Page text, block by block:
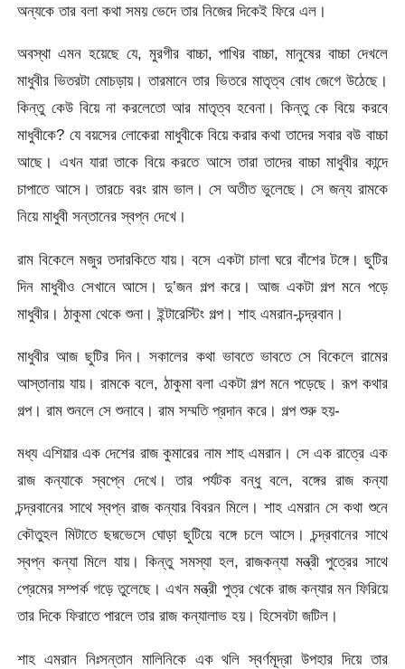
অন্যকে তার বলা কথা সময় ভেদে তার নিজের দিকেই ফিরে এল।
অবস্থা এমন হয়েছে যে, মুরগীর বাচ্চা, পাখির বাচ্চা, মানুষের বাচ্চা দেখলে
মাধুবীর ভিতরটা মোচড়ায়। তারমানে তার ভিতরে মাতৃত্ব বোধ জেগে উঠেছে।
কিন্তু কেউ বিয়ে না করলেতো আর মাতৃত্ব হবেনা। কিন্তু কে বিয়ে করবে
মাধুবীকে? যে বয়সের লোকেরা মাধুবীকে বিয়ে করার কথা তাদের সবার বউ বাচ্চা
আছে। এখন যারা তাকে বিয়ে করতে আসে তারা তাদের বাচ্চা মাধুবীর কান্দে
চাপাতে আসে। তারচে বরং রাম ভাল। সে অতীত ভুলেছে। সে জন্য রামকে
নিয়ে মাধুবী সন্তানের স্বপ্ন দেখে।
রাম বিকেলে মজুর তদারকিতে যায়। বসে একটা চালা ঘরে বাঁশের টঙ্গে। ছুটির
দিন মাধুবীও সেখানে আসে। দু’জন গল্প করে। আজ একটা গল্প মনে পড়ে
মাধুবীর। ঠাকুমা থেকে শুনা। ইন্টারেস্টিং গল্প। শাহ এমরান-চন্দ্রবান।
মাধুবীর আজ ছুটির দিন। সকালের কথা ভাবতে ভাবতে সে বিকেলে রামের
আস্তানায় যায়। রামকে বলে, ঠাকুমা বলা একটা গল্প মনে পড়েছে। রূপ কথার
গল্প। রাম শুনলে সে শুনাবে। রাম সম্মতি প্রদান করে। গল্প শুরু হয়-
মধ্য এশিয়ার এক দেশের রাজ কুমারের নাম শাহ এমরান। সে এক রাত্রে এক
রাজ কন্যাকে স্বপ্নে দেখে। তার পর্যটক বন্ধু বলে, বঙ্গের রাজ কন্যা
চন্দ্রবানের সাথে স্বপ্ন রাজ কন্যার বিবরন মিলে। শাহ এমরান সে কথা শুনে
কৌতুহল মিটাতে ছদ্মভেসে ঘোড়া ছুটিয়ে বঙ্গে চলে আসে। চন্দ্রবানের সাথে
স্বপ্ন কন্যা মিলে যায়। কিন্তু সমস্যা হল, রাজকন্যা মন্ত্রী পুত্রের সাথে
প্রেমের সম্পর্ক গড়ে তুলেছে। এখন মন্ত্রী পুত্র খেকে রাজ কন্যার মন ফিরিয়ে
তার দিকে ফিরাতে পারলে তার রাজ কন্যালাভ হয়। হিসেবটা জটিল।
শাহ এমরান নিঃসন্তান মালিনিকে এক থলি স্বর্ণমূদ্রা উপহার দিয়ে তার